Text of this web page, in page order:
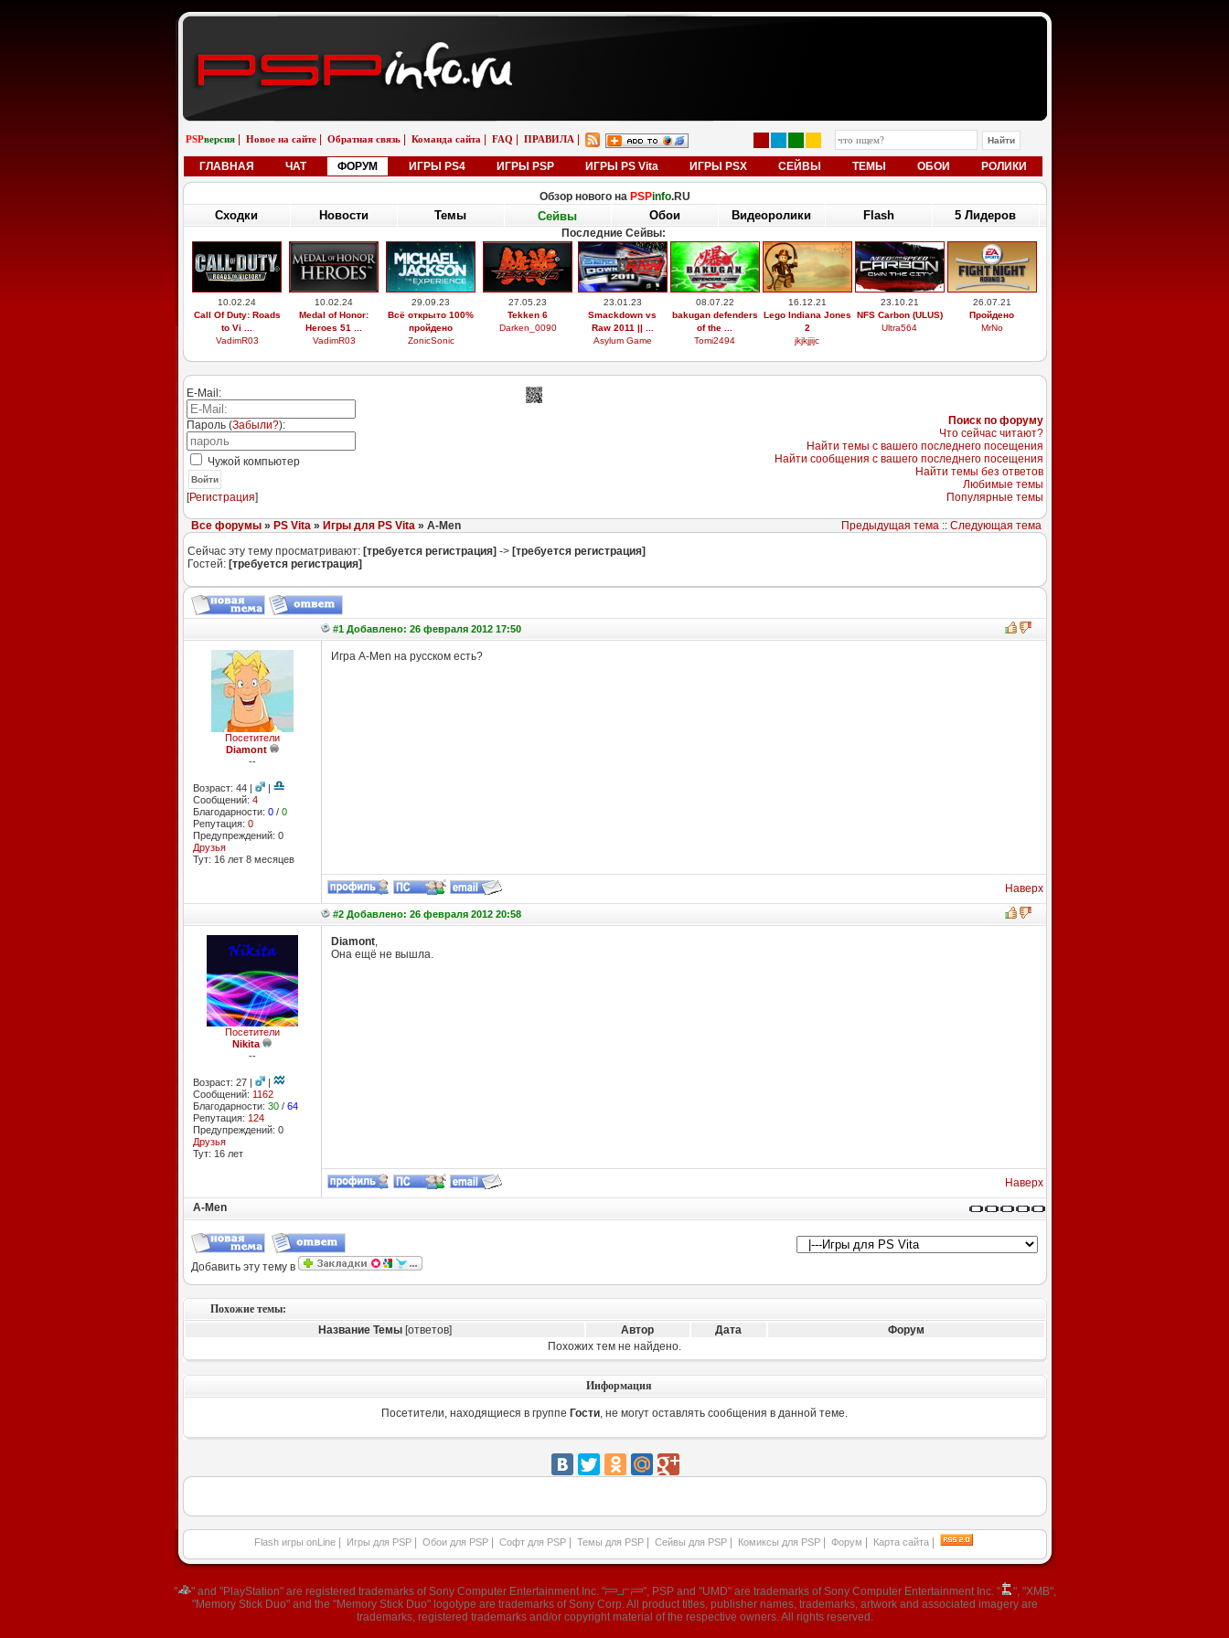
PSPверсия Новое на сайте Обратная связь Команда сайта FAQ ПРАВИЛА
ГЛАВНАЯ ЧАТ ФОРУМ ИГРЫ PS4 ИГРЫ PSP ИГРЫ PS Vita ИГРЫ PSX СЕЙВЫ ТЕМЫ ОБОИ РОЛИКИ
Обзор нового на PSPinfo.RU
Сходки Новости Темы Сейвы Обои Видеоролики Flash 5 Лидеров
Последние Сейвы:
10.02.24
Call Of Duty: Roads
to Vi ...
VadimR03
10.02.24
Medal of Honor:
Heroes 51 ...
VadimR03
29.09.23
Всё открыто 100%
пройдено
ZonicSonic
27.05.23
Tekken 6
Darken_0090
23.01.23
Smackdown vs
Raw 2011 || ...
Asylum Game
08.07.22
bakugan defenders
of the ...
Tomi2494
16.12.21
Lego Indiana Jones
2
jkjkjjijc
23.10.21
NFS Carbon (ULUS)
Ultra564
26.07.21
Пройдено
MrNo
E-Mail:
Пароль (Забыли?):
Чужой компьютер
Войти
[Регистрация]
Поиск по форуму
Что сейчас читают?
Найти темы с вашего последнего посещения
Найти сообщения с вашего последнего посещения
Найти темы без ответов
Любимые темы
Популярные темы
Все форумы» PS Vita» Игры для PS Vita» A-Men Предыдущая тема:: Следующая тема
Сейчас эту тему просматривают: [требуется регистрация] -> [требуется регистрация]
Гостей: [требуется регистрация]
#1 Добавлено: 26 февраля 2012 17:50
Посетители
Diamont
--
Возраст: 44 |
|
Сообщений: 4
Благодарности: 0/ 0
Репутация: 0
Предупреждений: 0
Друзья
Тут: 16 лет 8 месяцев
Игра A-Men на русском есть?
Наверх
#2 Добавлено: 26 февраля 2012 20:58
Посетители
Nikita
--
Возраст: 27 |
|
Сообщений: 1162
Благодарности: 30/ 64
Репутация: 124
Предупреждений: 0
Друзья
Тут: 16 лет
Diamont,
Она ещё не вышла.
Наверх
A-Men
Добавить эту тему в
Похожие темы:
Название Темы[ответов] Автор Дата
Форум
Похожих тем не найдено.
Информация
Посетители, находящиеся в группе Гости, не могут оставлять сообщения в данной теме.
Flash игры onLine Игры для PSP Обои для PSP Софт для PSP Темы для PSP Сейвы для PSP Комиксы для PSP Форум Карта сайта
" " and "PlayStation" are registered trademarks of Sony Computer Entertainment Inc. " ", PSP and "UMD" are trademarks of Sony Computer Entertainment Inc. "
", "XMB",
"Memory Stick Duo" and the "Memory Stick Duo" logotype are trademarks of Sony Corp. All product titles, publisher names, trademarks, artwork and associated imagery are
trademarks, registered trademarks and/or copyright material of the respective owners. All rights reserved.